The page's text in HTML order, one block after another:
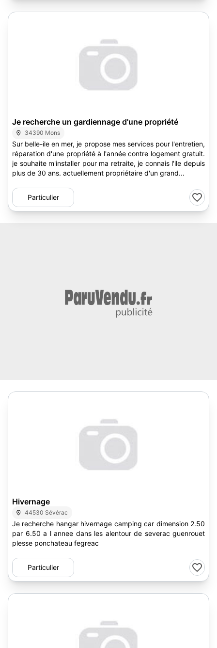
Je recherche un gardiennage d'une propriété
34390 Mons
Sur belle-ile en mer, je propose mes services pour l'entretien,
réparation d'une propriété à l'année contre logement gratuit.
je souhaite m'installer pour ma retraite, je connais l'ile depuis
plus de 30 ans. actuellement propriétaire d'un grand...
Particulier
Hivernage
44530 Sévérac
Je recherche hangar hivernage camping car dimension 2.50
par 6.50 a l annee dans les alentour de severac guenrouet
plesse ponchateau fegreac
Particulier